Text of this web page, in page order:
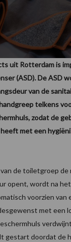
uit Rotterdam is
(ASD). De ASD
van de
telkens
zodat de
met een
de toiletgroep
opent, wordt na
voorzien van
met een
gestart doordat de